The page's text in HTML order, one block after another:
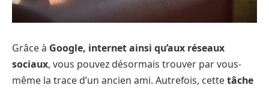
Grâce à Google, internet ainsi qu’aux réseaux
sociaux, vous pouvez désormais trouver par vous-
même la trace d’un ancien ami. Autrefois, cettetâche